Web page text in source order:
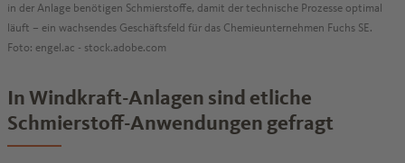
in der Anlage benötigen Schmierstoffe, damit der technische Prozesse optimal
läuft – ein wachsendes Geschäftsfeld für das Chemieunternehmen Fuchs SE.
Foto: engel.ac - stock.adobe.com
In Windkraft-Anlagen sind etliche
Schmierstoff-Anwendungen gefragt